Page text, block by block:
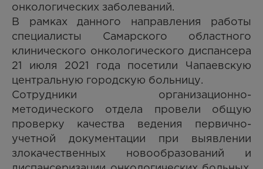
онкологических заболеваний.
В рамках данного направления работы
специалисты Самарского областного
клинического онкологического диспансера
21 июля 2021 года посетили Чапаевскую
центральную городскую больницу.
Сотрудники организационно-
методического отдела провели общую
проверку качества ведения первично-
учетной документации при выявлении
злокачественных новообразований и